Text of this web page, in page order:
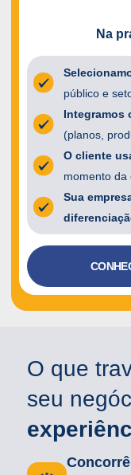
Na
público e
Integramos
(planos,
O cliente
momento da
Sua
O que
seu